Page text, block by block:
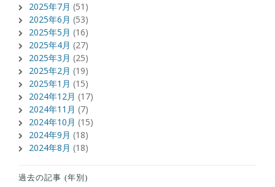
2025年7月 (51)
2025年6月 (53)
2025年5月 (16)
2025年4月 (27)
2025年3月 (25)
2025年2月 (19)
2025年1月 (15)
2024年12月 (17)
2024年11月 (7)
2024年10月 (15)
2024年9月 (18)
2024年8月 (18)
過去の記事 (年別)